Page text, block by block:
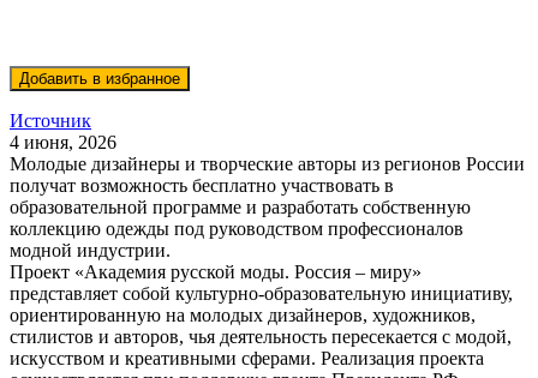
Источник
4 июня, 2026
Молодые дизайнеры и творческие авторы из регионов России
получат возможность бесплатно участвовать в
образовательной программе и разработать собственную
коллекцию одежды под руководством профессионалов
модной индустрии.
Проект «Академия русской моды. Россия – миру»
представляет собой культурно-образовательную инициативу,
ориентированную на молодых дизайнеров, художников,
стилистов и авторов, чья деятельность пересекается с модой,
искусством и креативными сферами. Реализация проекта